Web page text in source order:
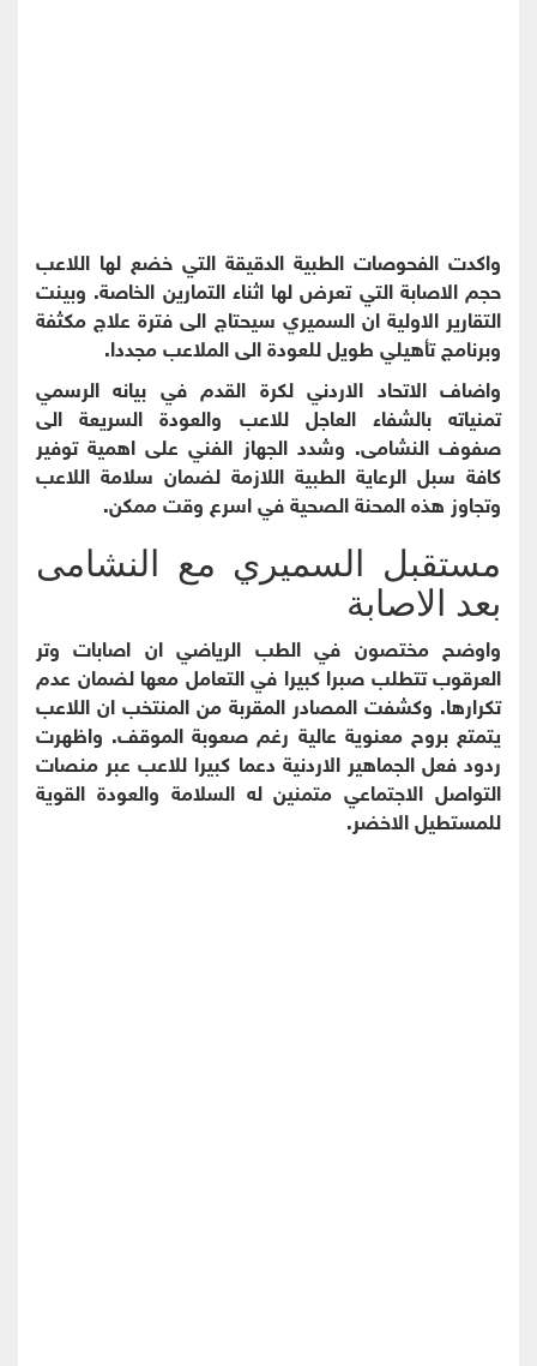
واكدت الفحوصات الطبية الدقيقة التي خضع لها اللاعب
حجم الاصابة التي تعرض لها اثناء التمارين الخاصة. وبينت
التقارير الاولية ان السميري سيحتاج الى فترة علاج مكثفة
وبرنامج تأهيلي طويل للعودة الى الملاعب مجددا.
واضاف الاتحاد الاردني لكرة القدم في بيانه الرسمي
تمنياته بالشفاء العاجل للاعب والعودة السريعة الى
صفوف النشامى. وشدد الجهاز الفني على اهمية توفير
كافة سبل الرعاية الطبية اللازمة لضمان سلامة اللاعب
وتجاوز هذه المحنة الصحية في اسرع وقت ممكن.
مستقبل السميري مع النشامى
بعد الاصابة
واوضح مختصون في الطب الرياضي ان اصابات وتر
العرقوب تتطلب صبرا كبيرا في التعامل معها لضمان عدم
تكرارها. وكشفت المصادر المقربة من المنتخب ان اللاعب
يتمتع بروح معنوية عالية رغم صعوبة الموقف. واظهرت
ردود فعل الجماهير الاردنية دعما كبيرا للاعب عبر منصات
التواصل الاجتماعي متمنين له السلامة والعودة القوية
للمستطيل الاخضر.